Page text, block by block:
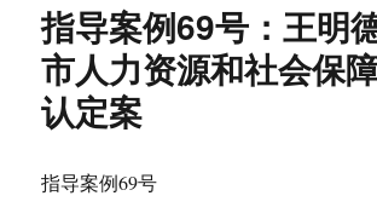
指导案例69号：王明
市人力资源和社会保
认定案
指导案例69号